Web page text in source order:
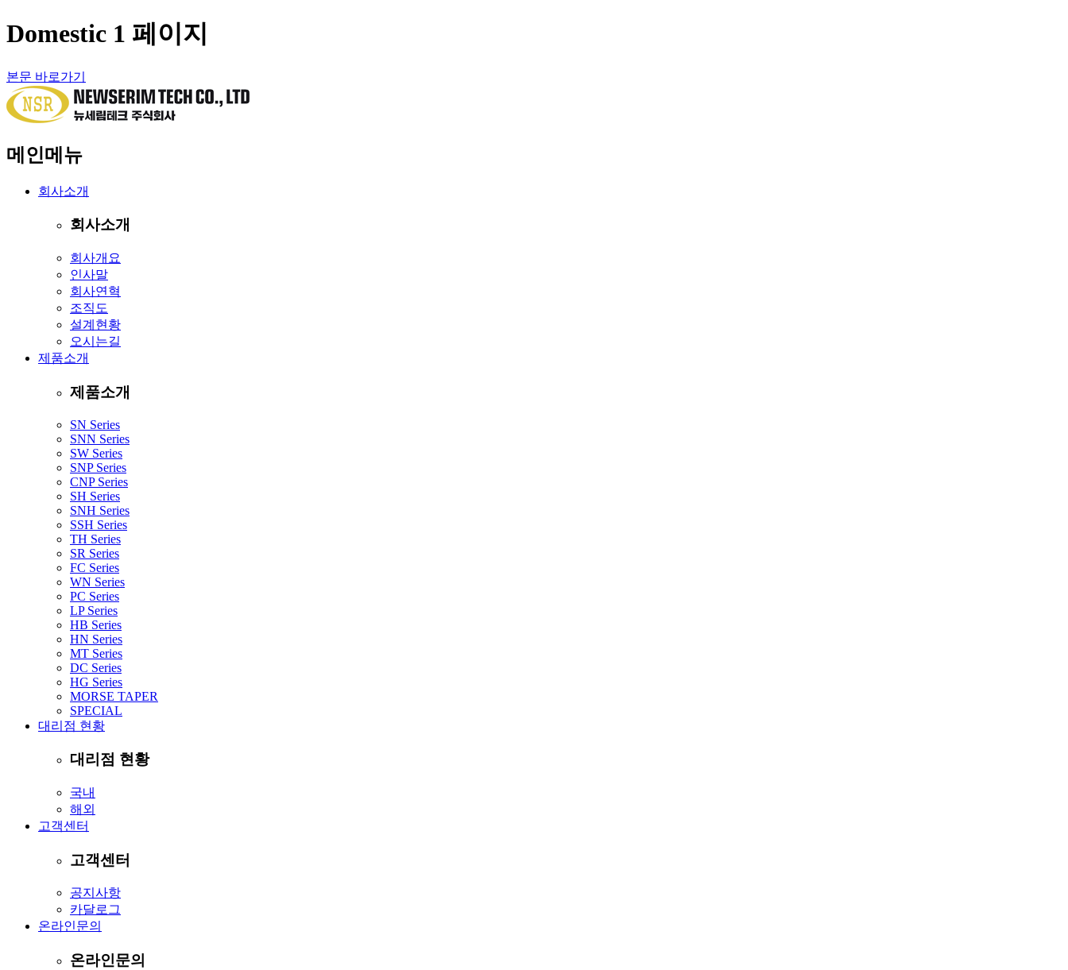
Domestic 1 페이지
본문 바로가기
메인메뉴
회사소개
회사소개
회사개요
인사말
회사연혁
조직도
설계현황
오시는길
제품소개
제품소개
SN Series
SNN Series
SW Series
SNP Series
CNP Series
SH Series
SNH Series
SSH Series
TH Series
SR Series
FC Series
WN Series
PC Series
LP Series
HB Series
HN Series
MT Series
DC Series
HG Series
MORSE TAPER
SPECIAL
대리점 현황
대리점 현황
국내
해외
고객센터
고객센터
공지사항
카달로그
온라인문의
온라인문의